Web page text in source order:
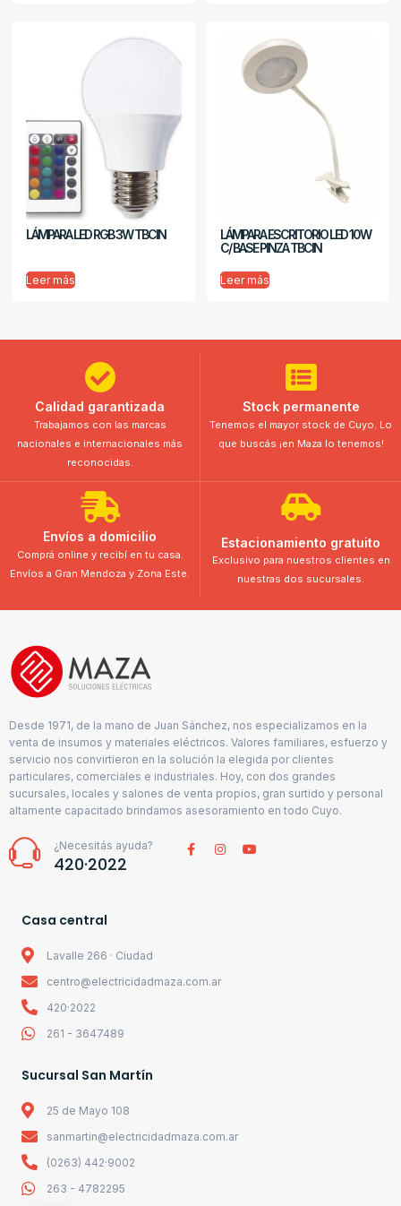
LÁMPARA LED RGB 3W TBCIN
Leer más
LÁMPARA ESCRITORIO LED 10W
C/ BASE PINZA TBCIN
Leer más
Calidad garantizada
Trabajamos con las marcas
nacionales e internacionales más
reconocidas.
Stock permanente
Tenemos el mayor stock de Cuyo. Lo
que buscás ¡en Maza lo tenemos!
Envíos a domicilio
Comprá online y recibí en tu casa.
Envíos a Gran Mendoza y Zona Este.
Estacionamiento gratuito
Exclusivo para nuestros clientes en
nuestras dos sucursales.
Desde 1971, de la mano de Juan Sánchez, nos especializamos en la
venta de insumos y materiales eléctricos. Valores familiares, esfuerzo y
servicio nos convirtieron en la solución la elegida por clientes
particulares, comerciales e industriales. Hoy, con dos grandes
sucursales, locales y salones de venta propios, gran surtido y personal
altamente capacitado brindamos asesoramiento en todo Cuyo.
¿Necesitás ayuda?
420·2022
Casa central
Lavalle 266 · Ciudad
centro@electricidadmaza.com.ar
420·2022
261 - 3647489
Sucursal San Martín
25 de Mayo 108
sanmartin@electricidadmaza.com.ar
(0263) 442·9002
263 - 4782295